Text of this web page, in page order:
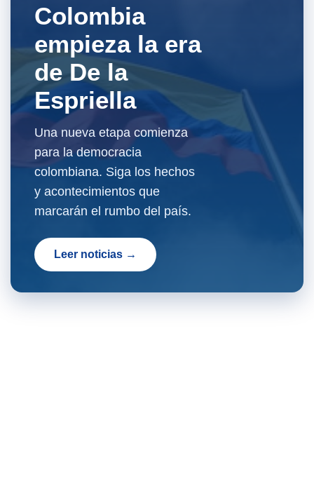
Colombia
empieza la era
de De la
Espriella
Una nueva etapa comienza
para la democracia
colombiana. Siga los hechos
y acontecimientos que
marcarán el rumbo del país.
Leer noticias →